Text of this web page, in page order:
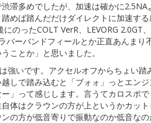
滞多めでしたが、加速は確かに2.5NA
めば踏んだだけダイレクトに加速す
のったCOLT VerR、LEVORG 2.0GT
バーバンドフィールとか正直あんまり
ことか」と思いました。
強いです。アクセルオフからちょい踏
しで踏み込むと「ブォォ」っとエン
」って感じします。言うてカロスポ
体はクラウンの方が上というかカッ
の方が低音寄りで振動なのか低音な